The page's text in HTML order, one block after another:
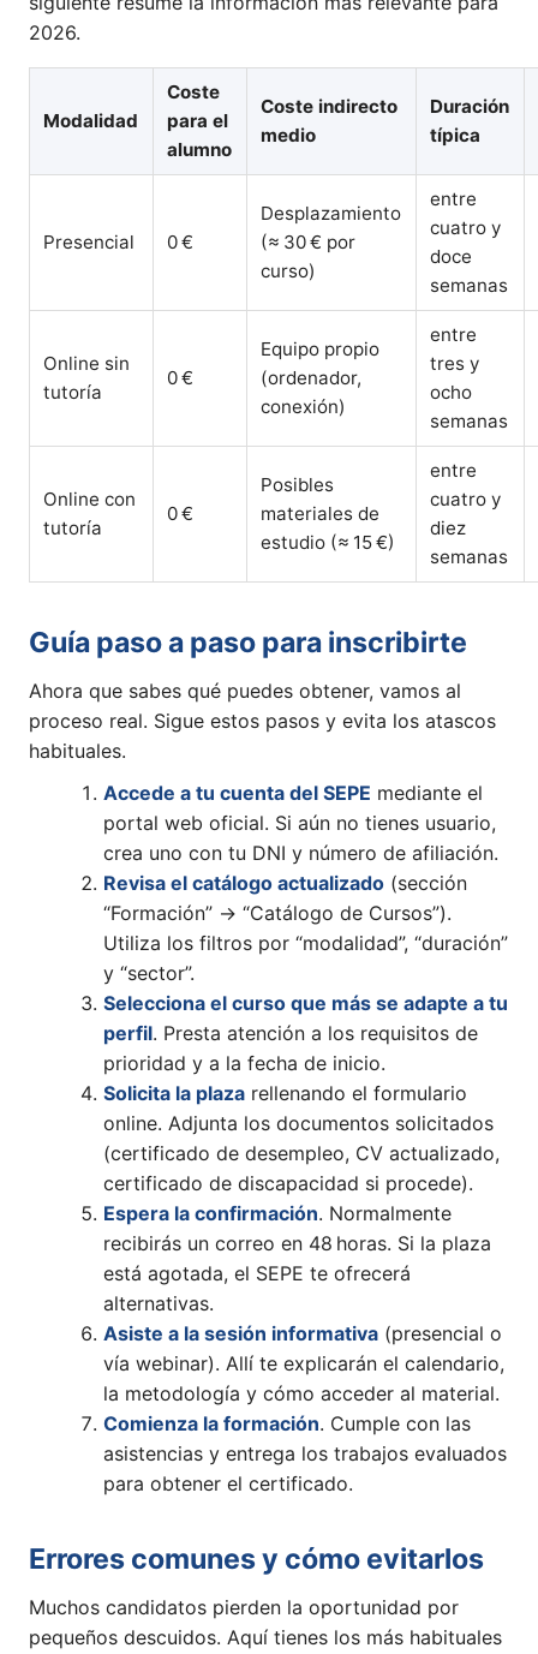
2026.
Modalidad
Coste
para el
alumno
Coste indirecto
medio
Duración
típica
Presencial 0 €
Desplazamiento
(≈ 30 € por
curso)
entre
cuatro y
doce
semanas
Online sin
tutoría
0 €
Equipo propio
(ordenador,
conexión)
entre
tres y
ocho
semanas
Online con
tutoría
0 €
Posibles
materiales de
estudio (≈ 15 €)
entre
cuatro y
diez
semanas
Guía paso a paso para inscribirte
Ahora que sabes qué puedes obtener, vamos al
proceso real. Sigue estos pasos y evita los atascos
habituales.
Accede a tu cuenta del SEPE mediante el
portal web oficial. Si aún no tienes usuario,
crea uno con tu DNI y número de afiliación.
Revisa el catálogo actualizado (sección
“Formación” → “Catálogo de Cursos”).
Utiliza los filtros por “modalidad”, “duración”
y “sector”.
Selecciona el curso que más se adapte a tu
perfil. Presta atención a los requisitos de
prioridad y a la fecha de inicio.
Solicita la plaza rellenando el formulario
online. Adjunta los documentos solicitados
(certificado de desempleo, CV actualizado,
certificado de discapacidad si procede).
Espera la confirmación. Normalmente
recibirás un correo en 48 horas. Si la plaza
está agotada, el SEPE te ofrecerá
alternativas.
Asiste a la sesión informativa (presencial o
vía webinar). Allí te explicarán el calendario,
la metodología y cómo acceder al material.
Comienza la formación. Cumple con las
asistencias y entrega los trabajos evaluados
para obtener el certificado.
Errores comunes y cómo evitarlos
Muchos candidatos pierden la oportunidad por
pequeños descuidos. Aquí tienes los más habituales